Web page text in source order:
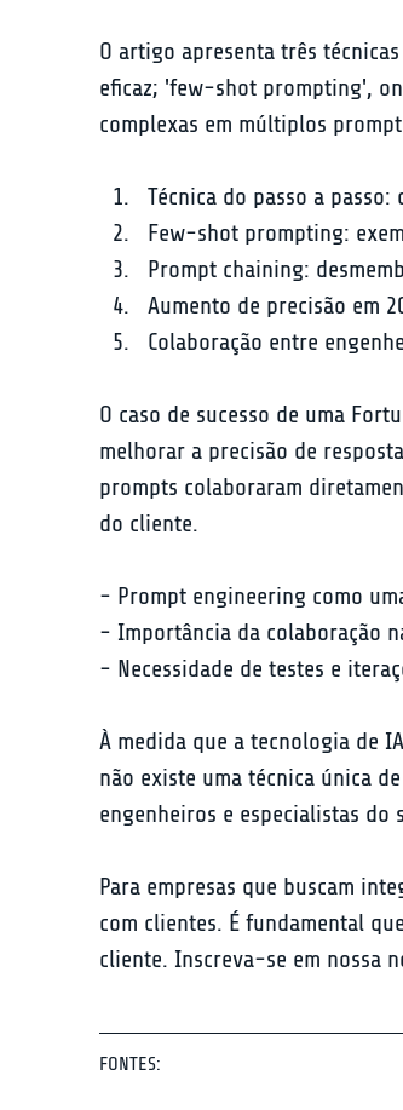
O artigo apresenta três
eficaz; 'few-shot prompting',
complexas em múltiplos
Técnica do passo a
Few-shot prompting:
Prompt chaining:
Aumento de precisão em
Colaboração entre
O caso de sucesso de uma
melhorar a precisão de
prompts colaboraram
do cliente.
- Prompt engineering como
- Importância da colaboração
- Necessidade de testes e
À medida que a tecnologia de
não existe uma técnica única
engenheiros e especialistas do
Para empresas que buscam
com clientes. É fundamental
cliente. Inscreva-se em nossa
FONTES: